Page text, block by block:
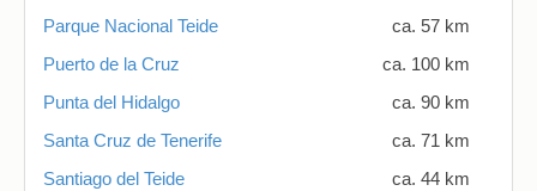
Parque Nacional Teide
ca. 57 km
Puerto de la Cruz
ca. 100 km
Punta del Hidalgo
ca. 90 km
Santa Cruz de Tenerife
ca. 71 km
Santiago del Teide
ca. 44 km